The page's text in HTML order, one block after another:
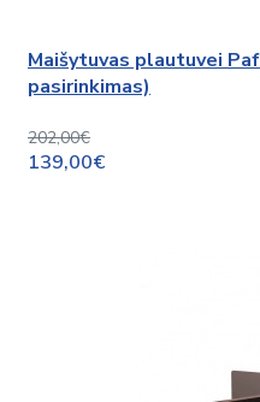
Maišytuvas plautuvei
pasirinkimas)
202,00€
139,00€